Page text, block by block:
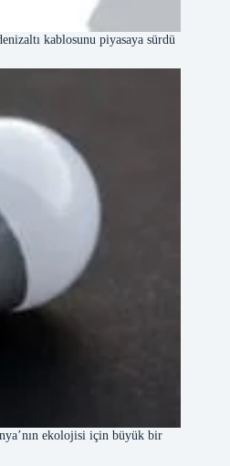
kablosunu piyasaya sürdü
ekolojisi için büyük bir